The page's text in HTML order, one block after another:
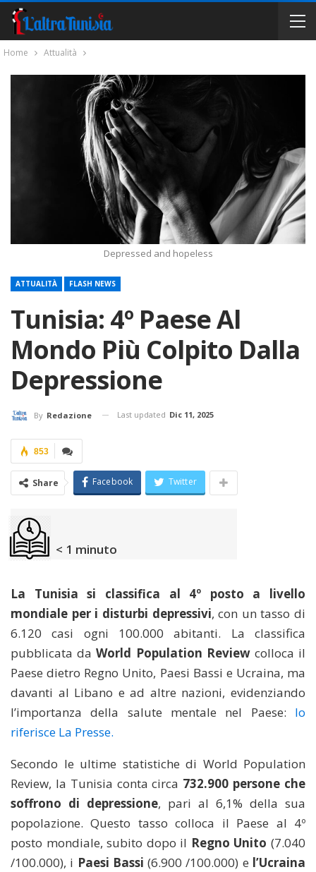
Home Attualità
Depressed and hopeless
ATTUALITÀ FLASH NEWS
Tunisia: 4º Paese Al
Mondo Più Colpito Dalla
Depressione
By Redazione Last updated Dic 11, 2025
853
Share Facebook Twitter
< 1 minuto
La Tunisia si classifica al 4º posto a livello
mondiale per i disturbi depressivi, con un tasso di
6.120 casi ogni 100.000 abitanti. La classifica
pubblicata daWorld Population Reviewcolloca il
Paese dietro Regno Unito, Paesi Bassi e Ucraina, ma
davanti al Libano e ad altre nazioni, evidenziando
l’importanza della salute mentale nel Paese: lo
riferisce La Presse.
Secondo le ultime statistiche di World Population
Review, la Tunisia conta circa 732.900 persone che
soffrono di depressione, pari al 6,1% della sua
popolazione. Questo tasso colloca il Paese al 4º
posto mondiale, subito dopo il Regno Unito (7.040
/100.000), i Paesi Bassi (6.900 /100.000) e l’Ucraina